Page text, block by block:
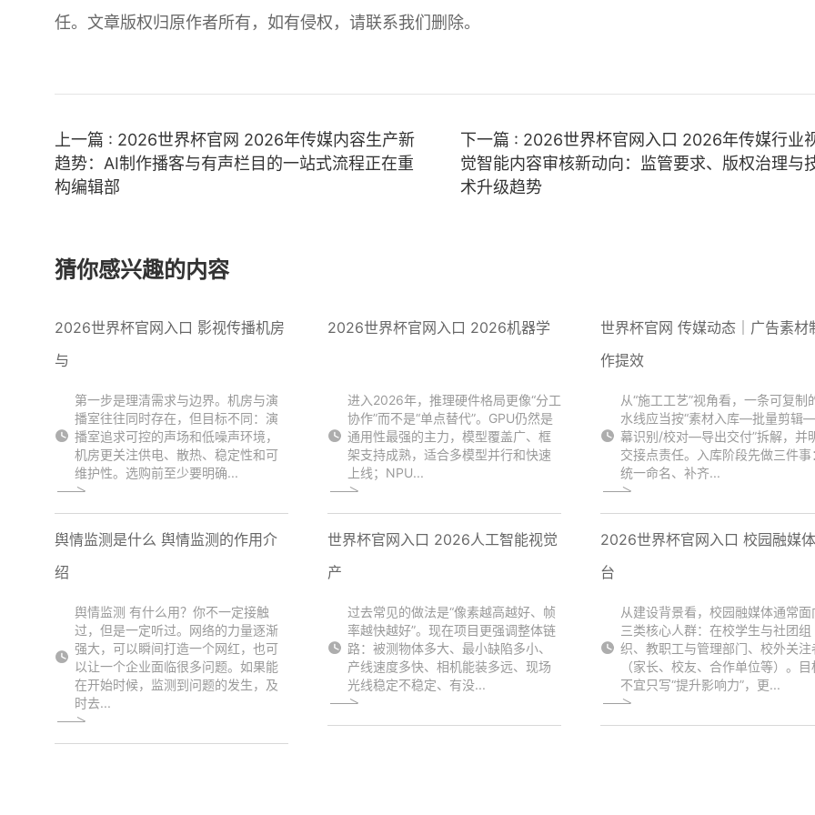
任。文章版权归原作者所有，如有侵权，请联系我们删除。
上一篇 : 2026世界杯官网 2026年传媒内容生产新
趋势：AI制作播客与有声栏目的一站式流程正在重
构编辑部
下一篇 : 2026世界杯官网入口 2026年传媒行业
觉智能内容审核新动向：监管要求、版权治理与
术升级趋势
猜你感兴趣的内容
2026世界杯官网入口 影视传播机房
与
第一步是理清需求与边界。机房与演
播室往往同时存在，但目标不同：演
播室追求可控的声场和低噪声环境，
机房更关注供电、散热、稳定性和可
维护性。选购前至少要明确...
2026世界杯官网入口 2026机器学
进入2026年，推理硬件格局更像“分工
协作”而不是“单点替代”。GPU仍然是
通用性最强的主力，模型覆盖广、框
架支持成熟，适合多模型并行和快速
上线；NPU...
世界杯官网 传媒动态｜广告素材
作提效
从“施工工艺”视角看，一条可复制
水线应当按“素材入库—批量剪辑
幕识别/校对—导出交付”拆解，并
交接点责任。入库阶段先做三件事
统一命名、补齐...
舆情监测是什么 舆情监测的作用介
绍
舆情监测 有什么用？你不一定接触
过，但是一定听过。网络的力量逐渐
强大，可以瞬间打造一个网红，也可
以让一个企业面临很多问题。如果能
在开始时候，监测到问题的发生，及
时去...
世界杯官网入口 2026人工智能视觉
产
过去常见的做法是“像素越高越好、帧
率越快越好”。现在项目更强调整体链
路：被测物体多大、最小缺陷多小、
产线速度多快、相机能装多远、现场
光线稳定不稳定、有没...
2026世界杯官网入口 校园融媒
台
从建设背景看，校园融媒体通常面
三类核心人群：在校学生与社团组
织、教职工与管理部门、校外关注
（家长、校友、合作单位等）。目
不宜只写“提升影响力”，更...